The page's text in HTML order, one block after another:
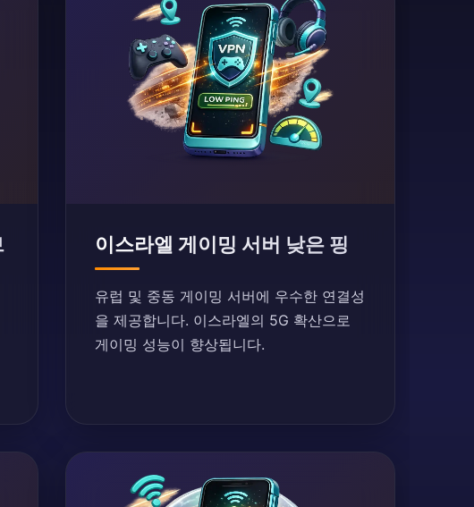
이스라엘 게이밍 서버 낮은 핑
유럽 및 중동 게이밍 서버에 우수한 연결성
을 제공합니다. 이스라엘의 5G 확산으로
게이밍 성능이 향상됩니다.